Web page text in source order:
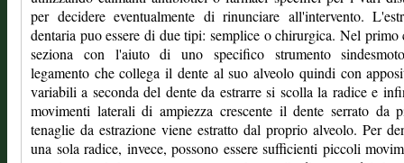
per decidere eventualmente di rinunciare all'intervento.
dentaria puo essere di due tipi: semplice o chirurgica. Nel primo
seziona con l'aiuto di uno specifico strumento
legamento che collega il dente al suo alveolo quindi con
variabili a seconda del dente da estrarre si scolla la radice e
movimenti laterali di ampiezza crescente il dente serrato da
tenaglie da estrazione viene estratto dal proprio alveolo. Per
una sola radice, invece, possono essere sufficienti piccoli